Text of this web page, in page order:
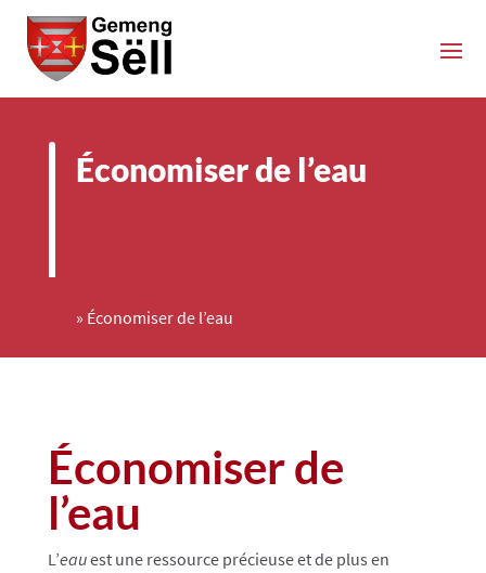
Économiser de l’eau
» Économiser de l’eau
Économiser de
l’eau
L’eauest une ressource précieuse et de plus en